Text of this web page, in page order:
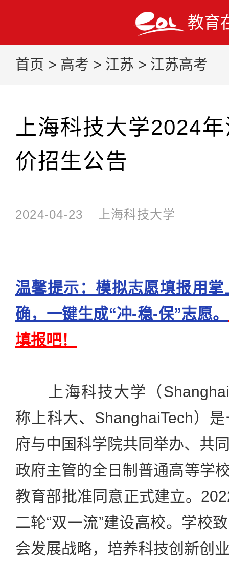
教育
首页 > 高考 > 江苏 > 江苏高考
上海科技大学2024
价招生公告
2024-04-23 上海科技大学
温馨提示：模拟志愿填报用
确，一键生成“冲-稳-保”志愿。
填报吧！
上海科技大学（
称上科大、ShanghaiTech）
府与中国科学院共同举办、共
政府主管的全日制普通高等学
教育部批准同意正式建立。
二轮“双一流”建设高校。学校
会发展战略，培养科技创新创